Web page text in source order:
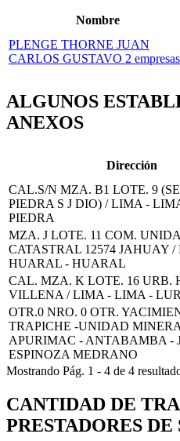
Nombre
PLENGE THORNE JUAN
CARLOS GUSTAVO 2 empresas
ALGUNOS
ANEXOS
Dirección
CAL.S/N MZA. B1 LOTE. 9
PIEDRA S J DIO) / LIMA -
PIEDRA
MZA. J LOTE. 11 COM.
CATASTRAL 12574 JAHUAY
HUARAL - HUARAL
CAL. MZA. K LOTE. 16 URB.
VILLENA / LIMA - LIMA -
OTR.0 NRO. 0 OTR.
TRAPICHE -UNIDAD
APURIMAC - ANTABAMBA -
ESPINOZA MEDRANO
Mostrando Pág. 1 - 4 de 4
CANTIDAD DE
PRESTADORES